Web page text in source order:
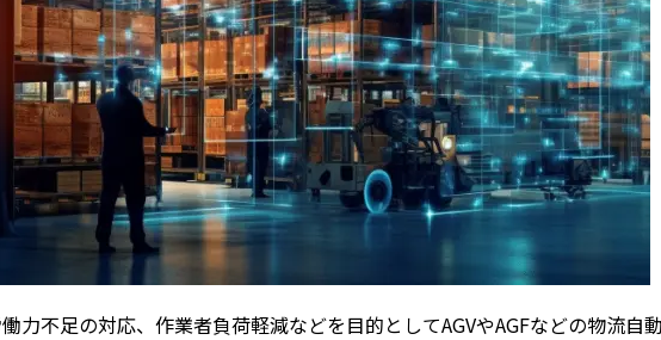
力不足の対応、作業者負荷軽減などを目的としてAGVやAGFなどの物流自